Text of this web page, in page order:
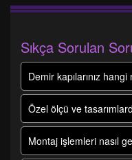
Sıkça Sorulan
Demir kapılarınız
Özel ölçü ve
Montaj işlemleri nasıl